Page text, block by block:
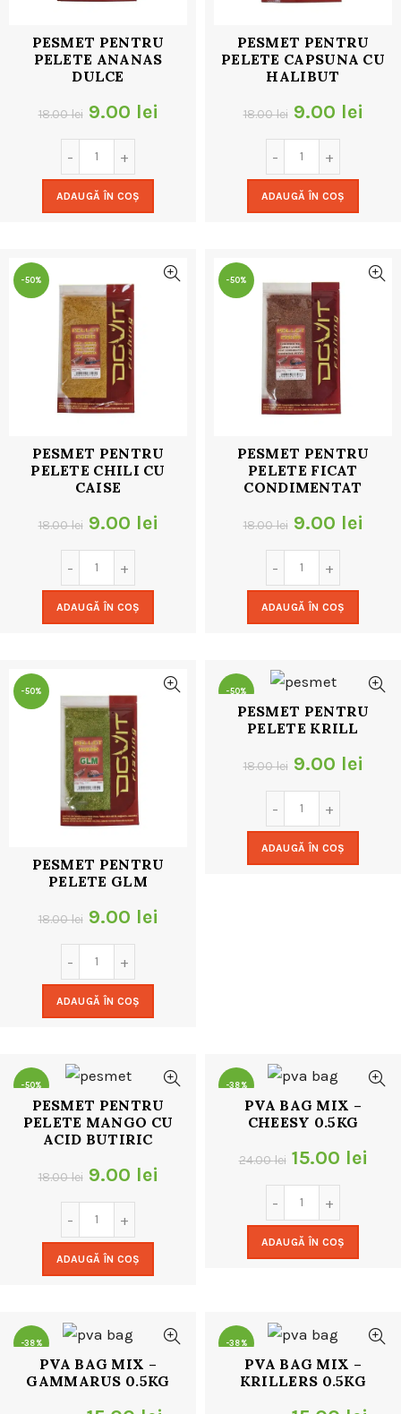
PESMET PENTRU
PELETE ANANAS
DULCE
18.00lei Prețul
inițial
a
fost:
9.00 lei
ADAUGĂ ÎN COȘ
PESMET PENTRU
PELETE CAPSUNA CU
HALIBUT
18.00lei Prețul
inițial
a
fost:
9.00 lei
ADAUGĂ ÎN COȘ
-50%
PESMET PENTRU
PELETE CHILI CU
CAISE
18.00lei Prețul
inițial
a
fost:
9.00 lei
ADAUGĂ ÎN COȘ
-50%
PESMET PENTRU
PELETE FICAT
CONDIMENTAT
18.00lei Prețul
inițial
a
fost:
9.00 lei
ADAUGĂ ÎN COȘ
-50%
PESMET PENTRU
PELETE GLM
18.00lei Prețul
inițial
a
fost:
9.00 lei
ADAUGĂ ÎN COȘ
-50%
PESMET PENTRU
PELETE KRILL
18.00lei Prețul
inițial
a
fost:
9.00 lei
ADAUGĂ ÎN COȘ
-50%
PESMET PENTRU
PELETE MANGO CU
ACID BUTIRIC
18.00lei Prețul
inițial
a
fost:
9.00 lei
ADAUGĂ ÎN COȘ
-38%
PVA BAG MIX –
CHEESY 0.5KG
24.00lei Prețul
inițial
a
fost:
15.00 lei
ADAUGĂ ÎN COȘ
-38%
PVA BAG MIX –
GAMMARUS 0.5KG
-38%
PVA BAG MIX –
KRILLERS 0.5KG